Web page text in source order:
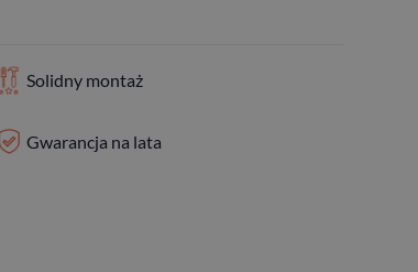
Solidny montaż
Gwarancja na lata